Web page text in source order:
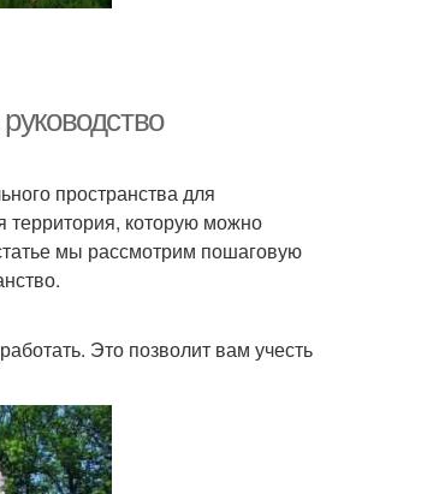
пространства для
территория, которую можно
мы рассмотрим пошаговую
Это позволит вам учесть